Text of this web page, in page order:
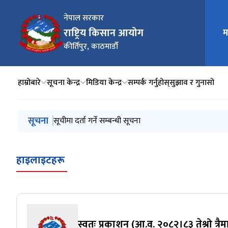
नेपाल सरकार
राष्ट्रिय किसान आयोग
कीर्तिपुर, काठमाडौँ
मुख्य
हाम्रोबारे सूचना केन्द्र मिडिया केन्द्र सम्पर्क गर्नुहोस्सुझाव र गुनासो
मुख्य नेभिगेसनमा जानुहोस्
सूचना किसान सूचीकरण सम्बन्धी बारम्बार सोधिने प्रश्नहरु (FAQs)
सूचीमा दर्ता गर्ने सम्बन्धी सूचना
स्वतः प्रकाशन (आ.व. २०८१।८२ चौथो त्रैमासिक)
हाइलाइटहरू
स्वतः प्रकाशन (आ.व. २०८२।८३ तेश्रो